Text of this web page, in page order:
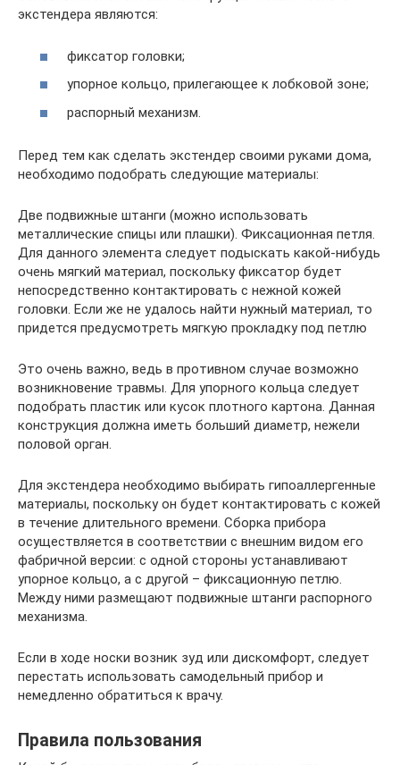
экстендера являются:
фиксатор головки;
упорное кольцо, прилегающее к лобковой зоне;
распорный механизм.
Перед тем как сделать экстендер своими руками дома,
необходимо подобрать следующие материалы:
Две подвижные штанги (можно использовать
металлические спицы или плашки). Фиксационная петля.
Для данного элемента следует подыскать какой-нибудь
очень мягкий материал, поскольку фиксатор будет
непосредственно контактировать с нежной кожей
головки. Если же не удалось найти нужный материал, то
придется предусмотреть мягкую прокладку под петлю
Это очень важно, ведь в противном случае возможно
возникновение травмы. Для упорного кольца следует
подобрать пластик или кусок плотного картона. Данная
конструкция должна иметь больший диаметр, нежели
половой орган.
Для экстендера необходимо выбирать гипоаллергенные
материалы, поскольку он будет контактировать с кожей
в течение длительного времени. Сборка прибора
осуществляется в соответствии с внешним видом его
фабричной версии: с одной стороны устанавливают
упорное кольцо, а с другой – фиксационную петлю.
Между ними размещают подвижные штанги распорного
механизма.
Если в ходе носки возник зуд или дискомфорт, следует
перестать использовать самодельный прибор и
немедленно обратиться к врачу.
Правила пользования